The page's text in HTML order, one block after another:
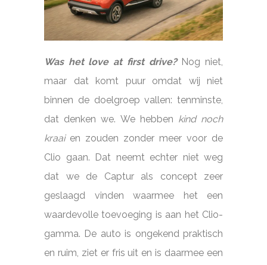
Was het love at first drive? Nog niet,
maar dat komt puur omdat wij niet
binnen de doelgroep vallen: tenminste,
dat denken we. We hebben kind noch
kraai en zouden zonder meer voor de
Clio gaan. Dat neemt echter niet weg
dat we de Captur als concept zeer
geslaagd vinden waarmee het een
waardevolle toevoeging is aan het Clio-
gamma. De auto is ongekend praktisch
en ruim, ziet er fris uit en is daarmee een